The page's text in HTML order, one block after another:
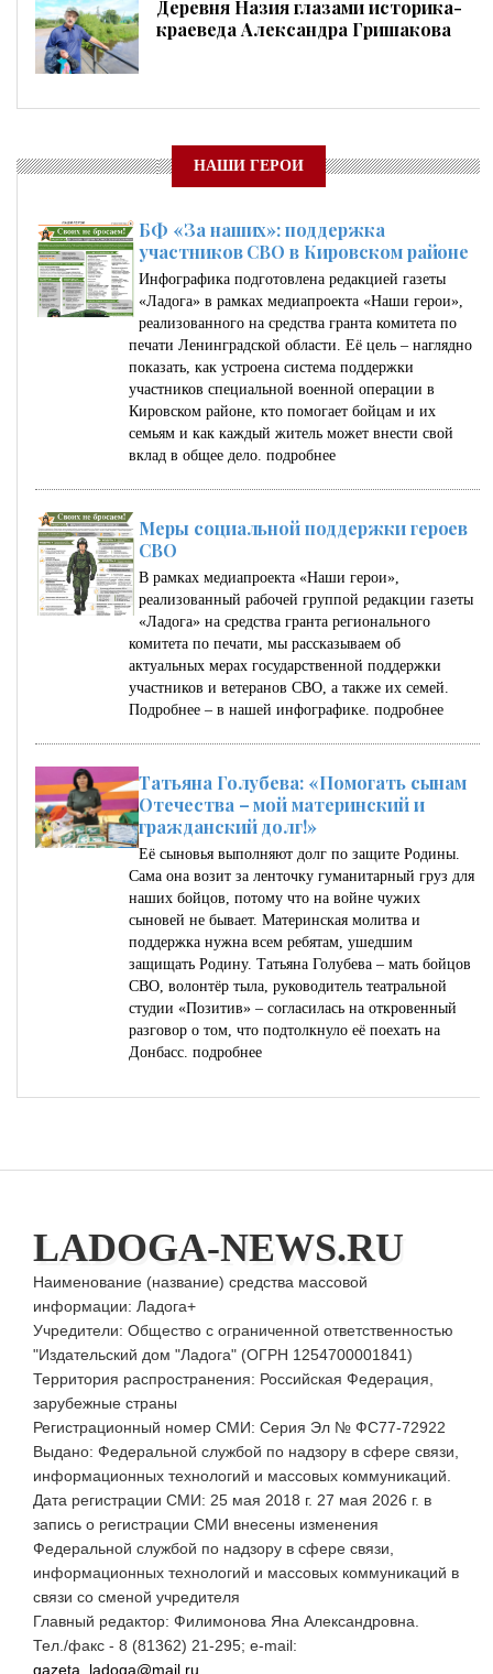
Деревня Назия глазами историка-
краеведа Александра Гришакова
НАШИ ГЕРОИ
БФ «За наших»: поддержка
участников СВО в Кировском районе
Инфографика подготовлена редакцией газеты
«Ладога» в рамках медиапроекта «Наши герои»,
реализованного на средства гранта комитета по
печати Ленинградской области. Её цель – наглядно
показать, как устроена система поддержки
участников специальной военной операции в
Кировском районе, кто помогает бойцам и их
семьям и как каждый житель может внести свой
вклад в общее дело. подробнее
Меры социальной поддержки героев
СВО
В рамках медиапроекта «Наши герои»,
реализованный рабочей группой редакции газеты
«Ладога» на средства гранта регионального
комитета по печати, мы рассказываем об
актуальных мерах государственной поддержки
участников и ветеранов СВО, а также их семей.
Подробнее – в нашей инфографике. подробнее
Татьяна Голубева: «Помогать сынам
Отечества – мой материнский и
гражданский долг!»
Её сыновья выполняют долг по защите Родины.
Сама она возит за ленточку гуманитарный груз для
наших бойцов, потому что на войне чужих
сыновей не бывает. Материнская молитва и
поддержка нужна всем ребятам, ушедшим
защищать Родину. Татьяна Голубева – мать бойцов
СВО, волонтёр тыла, руководитель театральной
студии «Позитив» – согласилась на откровенный
разговор о том, что подтолкнуло её поехать на
Донбасс. подробнее
LADOGA-NEWS.RU
Наименование (название) средства массовой
информации: Ладога+
Учредители: Общество с ограниченной ответственностью
"Издательский дом "Ладога" (ОГРН 1254700001841)
Территория распространения: Российская Федерация,
зарубежные страны
Регистрационный номер СМИ: Серия Эл № ФС77-72922
Выдано: Федеральной службой по надзору в сфере связи,
информационных технологий и массовых коммуникаций.
Дата регистрации СМИ: 25 мая 2018 г. 27 мая 2026 г. в
запись о регистрации СМИ внесены изменения
Федеральной службой по надзору в сфере связи,
информационных технологий и массовых коммуникаций в
связи со сменой учредителя
Главный редактор: Филимонова Яна Александровна.
Тел./факс - 8 (81362) 21-295; e-mail:
gazeta_ladoga@mail.ru